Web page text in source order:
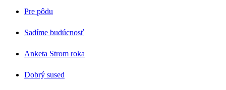
Pre pôdu
Sadíme budúcnosť
Anketa Strom roka
Dobrý sused